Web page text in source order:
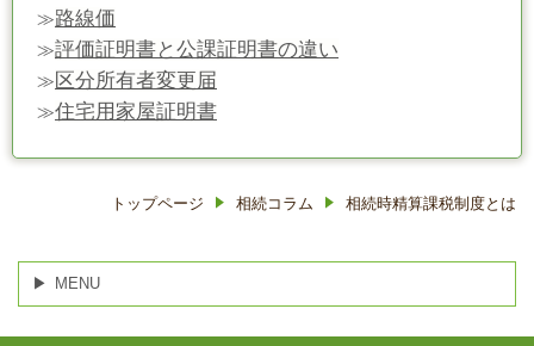
≫路線価
≫評価証明書と公課証明書の違い
≫区分所有者変更届
≫住宅用家屋証明書
トップページ 相続コラム 相続時精算課税制度とは
MENU